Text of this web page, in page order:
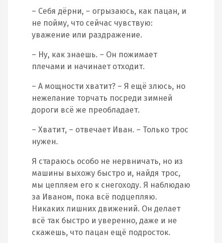
– Себя дёрни, – огрызаюсь, как пацан, и
не пойму, что сейчас чувствую:
уважение или раздражение.
– Ну, как знаешь. – Он пожимает
плечами и начинает отходит.
– А мощности хватит? – Я ещё злюсь, но
нежелание торчать посреди зимней
дороги всё же преобладает.
– Хватит, – отвечает Иван. – Только трос
нужен.
Я стараюсь особо не нервничать, но из
машины выхожу быстро и, найдя трос,
мы цепляем его к снегоходу. Я наблюдаю
за Иваном, пока всё подцепляю.
Никаких лишних движений. Он делает
всё так быстро и уверенно, даже и не
скажешь, что пацан ещё подросток.